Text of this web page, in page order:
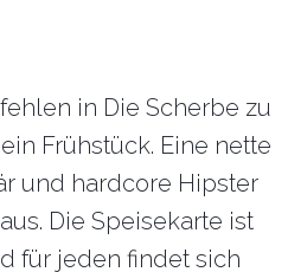
in Die Scherbe zu
Frühstück. Eine nette
und hardcore Hipster
Die Speisekarte ist
für jeden findet sich